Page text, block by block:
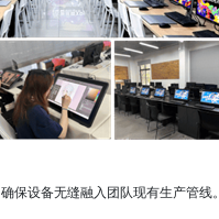
设备无缝融入团队现有生产管线。